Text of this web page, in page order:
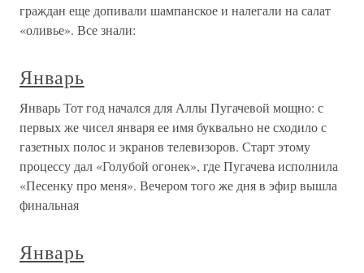
граждан еще допивали шампанское и налегали на салат
«оливье». Все знали:
Январь
Январь Тот год начался для Аллы Пугачевой мощно: с
первых же чисел января ее имя буквально не сходило с
газетных полос и экранов телевизоров. Старт этому
процессу дал «Голубой огонек», где Пугачева исполнила
«Песенку про меня». Вечером того же дня в эфир вышла
финальная
Январь